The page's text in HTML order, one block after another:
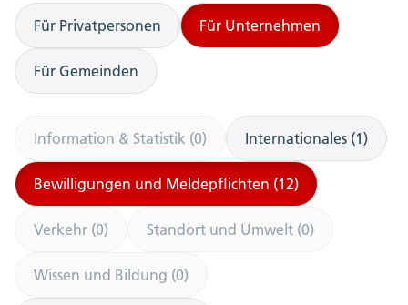
Für Privatpersonen Für Unternehmen
Für Gemeinden
Information & Statistik (0) Internationales (1)
Bewilligungen und Meldepflichten (12)
Verkehr (0) Standort und Umwelt (0)
Wissen und Bildung (0)